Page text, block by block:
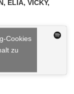
ELIA, VICKY,
Cookies
zu